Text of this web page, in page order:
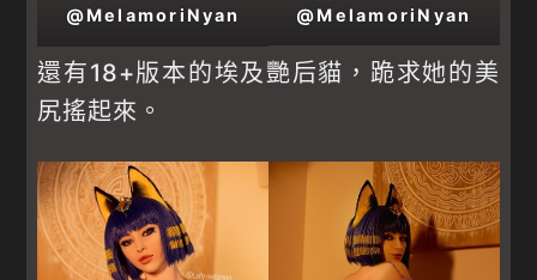
@MelamoriNyan
@MelamoriNyan
還有18+版本的埃及艷后貓，跪求她的美
尻搖起來。